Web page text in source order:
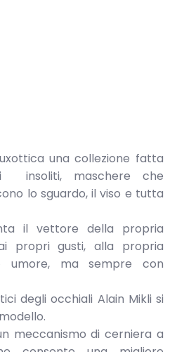
una collezione fatta
insoliti, maschere che
lo sguardo, il viso e tutta
il vettore della propria
propri gusti, alla propria
umore, ma sempre con
degli occhiali Alain Mikli si
meccanismo di cerniera a